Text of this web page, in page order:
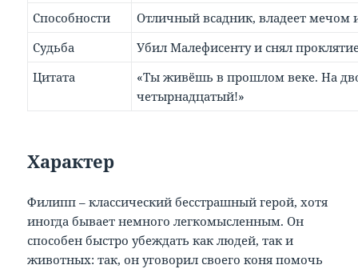
Способности
Отличный всадник, владеет
Судьба
Убил Малефисенту и снял
Цитата
«Ты живёшь в прошлом веке. На
четырнадцатый!»
Характер
Филипп – классический бесстрашный герой, хотя
иногда бывает немного легкомысленным. Он
способен быстро убеждать как людей, так и
животных: так, он уговорил своего коня помочь